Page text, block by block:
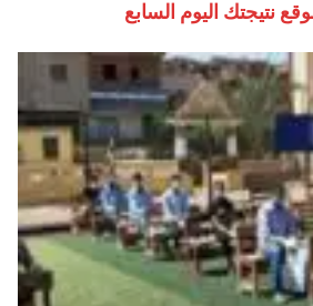
نتيجتك اليوم السابع